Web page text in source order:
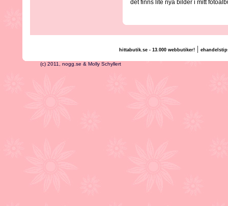
det finns lite nya bilder i mitt
hittabutik.se - 13.000 webbutiker!|
(c) 2011, nogg.se & Molly Schyllert